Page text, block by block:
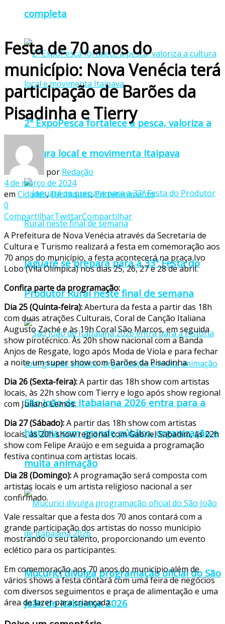
completa
2ª ExpoPesca fortalece a pesca, valoriza a
cultura local e movimenta Itaipava
Jaguaré se prepara para a 33ª Festa do
Produtor Rural neste final de semana
São João de Itabaiana 2026 entra para a
história com grande público, organização e
muita animação
Mucurici divulga programação oficial do São
João de Itabaiana 2026
Festa de 70 anos do
município: Nova Venécia terá
participação de Barões da
Pisadinha e Tierry
por Redação
4 de março de 2024
em Cidades,Destaques,Entretenimento
0
CompartilharTwittarCompartilhar
A Prefeitura de Nova Venécia através da Secretaria de
Cultura e Turismo realizará a festa em comemoração aos
70 anos do município, a festa acontecerá na praça Ivo
Lobo (Vila Olímpica) nos dias 25, 26, 27 e 28 de abril.
Confira parte da programação:
Dia 25 (Quinta-feira):Abertura da festa a partir das 18h
com duas atrações Culturais, Coral de Canção Italiana
Augusto Zaché e às 19h Coral São Marcos, em seguida
show pirotécnico. Às 20h show nacional com a Banda
Anjos de Resgate, logo após Moda de Viola e para fechar
a noite um super show com Barões da Pisadinha.
Dia 26 (Sexta-feira):A partir das 18h show com artistas
locais, às 22h show com Tierry e logo após show regional
com Juliano Lemos.
Dia 27 (Sábado):A partir das 18h show com artistas
locais, às 20h show regional com Gabriel Sabadim, às 22h
show com Felipe Araújo e em seguida a programação
festiva continua com artistas locais.
Dia 28 (Domingo):A programação será composta com
artistas locais e um artista religioso nacional a ser
confirmado.
Vale ressaltar que a festa dos 70 anos contará com a
grande participação dos artistas do nosso municipio
mostrando o seu talento, proporcionando um evento
eclético para os participantes.
Em comemoração aos 70 anos do município além de
vários shows a festa contará com uma feira de negócios
com diversos seguimentos e praça de alimentação e uma
área de lazer para criançada.